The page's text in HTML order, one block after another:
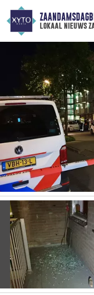
lokaal nieuws
Vorige